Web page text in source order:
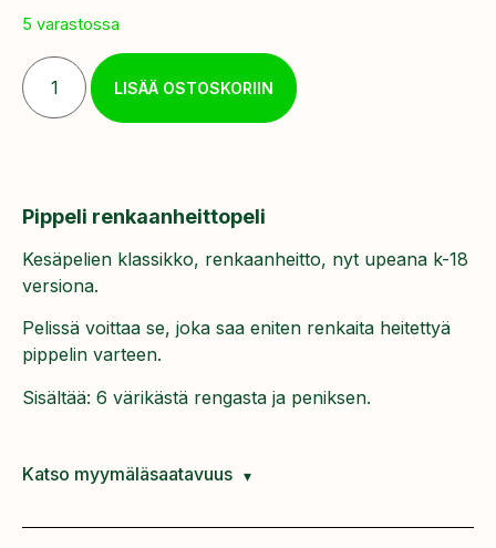
5 varastossa
LISÄÄ OSTOSKORIIN
Pippeli renkaanheittopeli
Kesäpelien klassikko, renkaanheitto, nyt upeana k-18
versiona.
Pelissä voittaa se, joka saa eniten renkaita heitettyä
pippelin varteen.
Sisältää: 6 värikästä rengasta ja peniksen.
Katso myymäläsaatavuus